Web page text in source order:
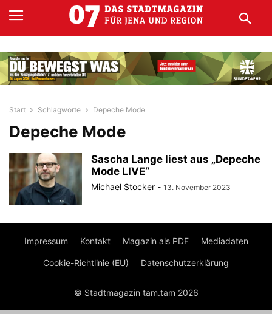
Start Schlagworte Depeche Mode
Depeche Mode
Sascha Lange liest aus „Depeche
Mode LIVE“
Michael Stocker - 13. November 2023
Impressum Kontakt Magazin als PDF Mediadaten
Cookie-Richtlinie (EU) Datenschutzerklärung
© Stadtmagazin tam.tam 2026